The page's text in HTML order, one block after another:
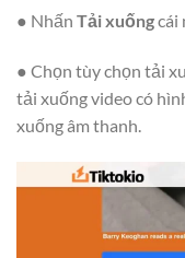
● Nhấn Tải xuốngcái
● Chọn tùy chọn tải
tải xuống video có
xuống âm thanh.